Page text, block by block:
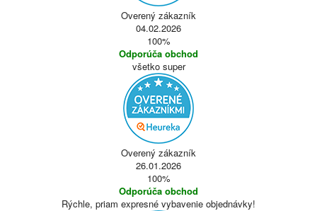
Overený zákazník
04.02.2026
100%
Odporúča obchod
všetko super
Overený zákazník
26.01.2026
100%
Odporúča obchod
Rýchle, priam expresné vybavenie objednávky!